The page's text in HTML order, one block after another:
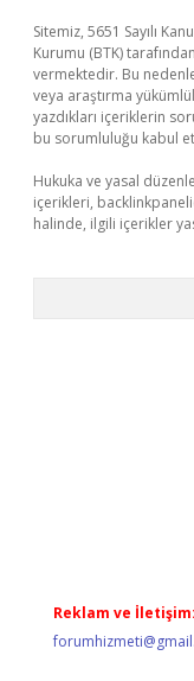
Sitemiz, 5651 Sayılı
Kurumu (BTK)
vermektedir. Bu
veya araştırma
yazdıkları içeriklerin
bu sorumluluğu kabul
Hukuka ve yasal
içerikleri,
halinde, ilgili içerikler
Reklam ve İletişim: